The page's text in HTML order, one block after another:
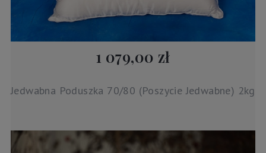
1 079,00 zł
Jedwabna Poduszka 70/80 (Poszycie Jedwabne) 2kg